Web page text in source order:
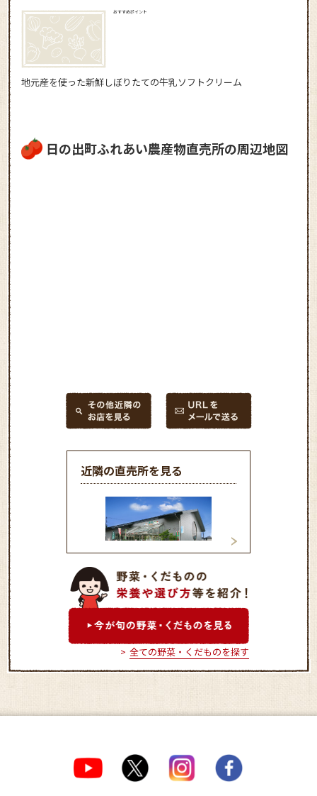
おすすめポイント
地元産を使った新鮮しぼりたての牛乳ソフトクリーム
日の出町ふれあい農産物直売所の周辺地図
近隣の直売所を見る
五日市ファーマーズセンタ
－あいな
秋川ファ－マ－
全ての野菜・くだものを探す